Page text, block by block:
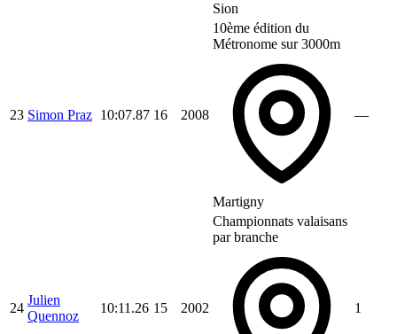
Sion
23 Simon Praz 10:07.87 16 2008
10ème édition du
Métronome sur 3000m
Martigny
—
24
Julien
Quennoz
10:11.26 15 2002
Championnats valaisans
par branche
1